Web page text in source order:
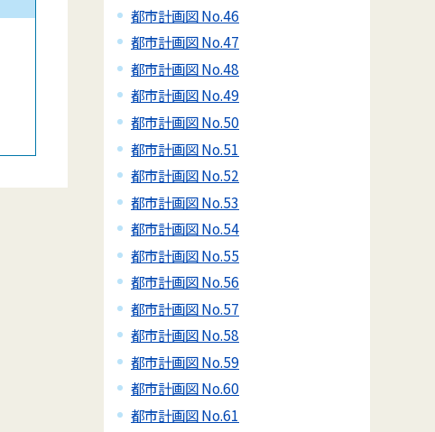
都市計画図 No.46
都市計画図 No.47
都市計画図 No.48
都市計画図 No.49
都市計画図 No.50
都市計画図 No.51
都市計画図 No.52
都市計画図 No.53
都市計画図 No.54
都市計画図 No.55
都市計画図 No.56
都市計画図 No.57
都市計画図 No.58
都市計画図 No.59
都市計画図 No.60
都市計画図 No.61